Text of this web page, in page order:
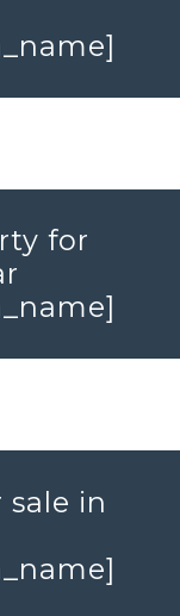
in
for
in